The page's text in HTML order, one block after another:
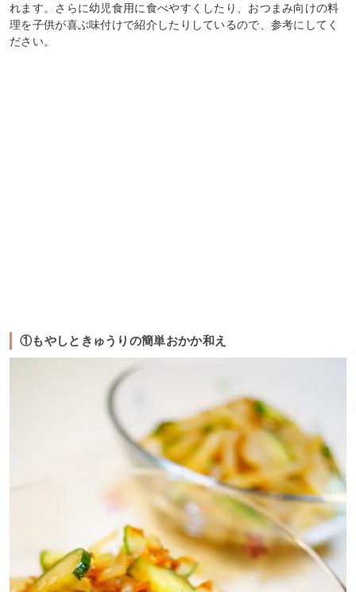
れます。さらに幼児食用に食べやすくしたり、おつまみ向けの料
理を子供が喜ぶ味付けで紹介したりしているので、参考にしてく
ださい。
①もやしときゅうりの簡単おかか和え